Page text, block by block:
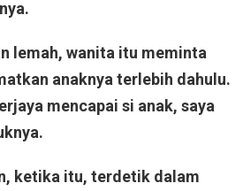
lemah, wanita itu meminta
anaknya terlebih dahulu.
mencapai si anak, saya
ketika itu, terdetik dalam